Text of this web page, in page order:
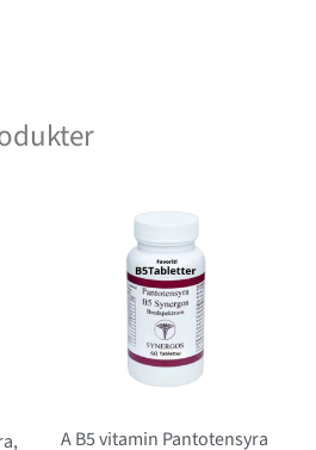
A B5 vitamin Pantotensyra